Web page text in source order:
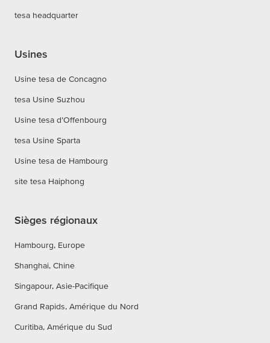
tesa headquarter
Usines
Usine tesa de Concagno
tesa Usine Suzhou
Usine tesa d’Offenbourg
tesa Usine Sparta
Usine tesa de Hambourg
site tesa Haiphong
Sièges régionaux
Hambourg, Europe
Shanghai, Chine
Singapour, Asie-Pacifique
Grand Rapids, Amérique du Nord
Curitiba, Amérique du Sud